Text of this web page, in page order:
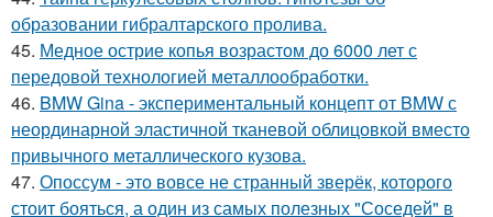
образовании гибралтарского пролива.
45. Медное острие копья возрастом до 6000 лет с
передовой технологией металлообработки.
46. BMW Gina - экспериментальный концепт от BMW с
неординарной эластичной тканевой облицовкой вместо
привычного металлического кузова.
47. Опоссум - это вовсе не странный зверёк, которого
стоит бояться, а один из самых полезных "Соседей" в